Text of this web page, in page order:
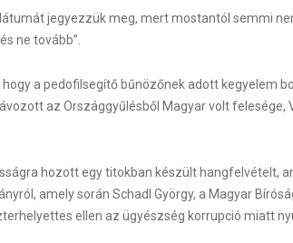
jegyezzük meg, mert mostantól semmi
ne tovább”.
a pedofilsegítő bűnözőnek adott kegyelem
az Országgyűlésből Magyar volt felesége,
hozott egy titokban készült hangfelvételt,
amely során Schadl György, a Magyar
ellen az ügyészség korrupció miatt